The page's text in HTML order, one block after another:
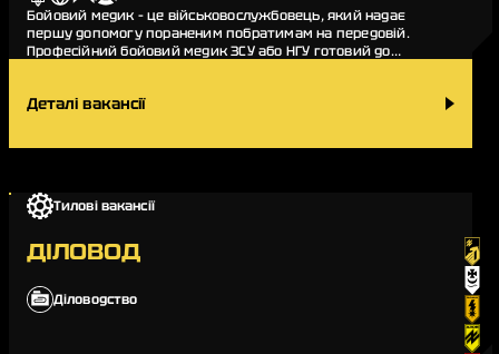
Бойовий медик – це військовослужбовець, який надає
першу допомогу пораненим побратимам на передовій.
Професійний бойовий медик ЗСУ або НГУ готовий до
Деталі вакансії
Тилові вакансії
ДІЛОВОД
Діловодство